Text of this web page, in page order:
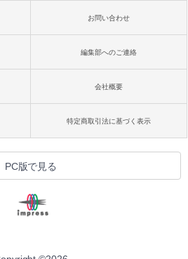
お問い合わせ
編集部へのご連絡
会社概要
特定商取引法に基づく表示
PC版で見る